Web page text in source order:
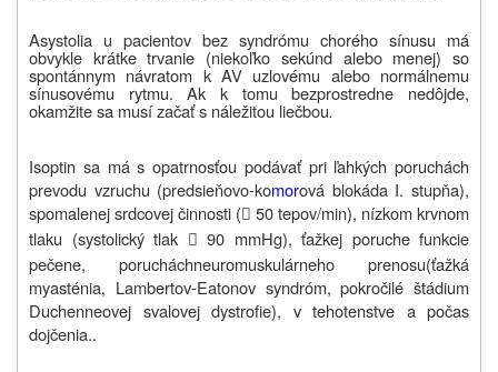
Asystolia u pacientov bez syndrómu chorého sínusu má
obvykle krátke trvanie (niekoľko sekúnd alebo menej) so
spontánnym návratom k AV uzlovému alebo normálnemu
sínusovému rytmu. Ak k tomu bezprostredne nedôjde,
okamžite sa musí začať s náležitou liečbou.
Isoptin sa má s opatrnosťou podávať pri ľahkých poruchách
prevodu vzruchu (predsieňovo-komorová blokáda I. stupňa),
spomalenej srdcovej činnosti ( 50 tepov/min), nízkom krvnom
tlaku (systolický tlak

90 mmHg), ťažkej poruche funkcie
pečene, porucháchneuromuskulárneho prenosu(ťažká
myasténia, Lambertov-Eatonov syndróm, pokročilé štádium
Duchenneovej svalovej dystrofie), v tehotenstve a počas
dojčenia..